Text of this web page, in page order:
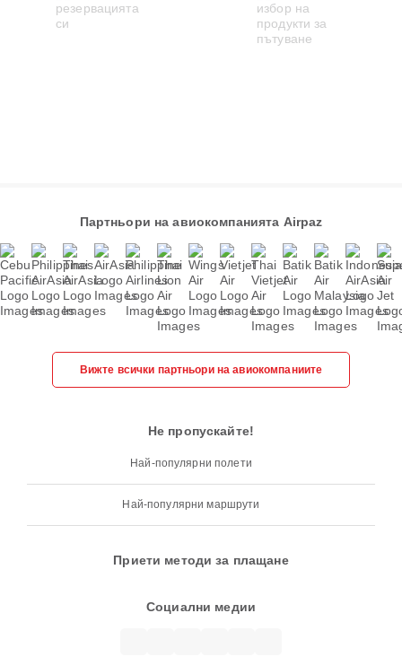
Партньори на авиокомпанията Airpaz
Вижте всички партньори на авиокомпаниите
Не пропускайте!
Най-популярни полети
Най-популярни маршрути
Приети методи за плащане
Социални медии